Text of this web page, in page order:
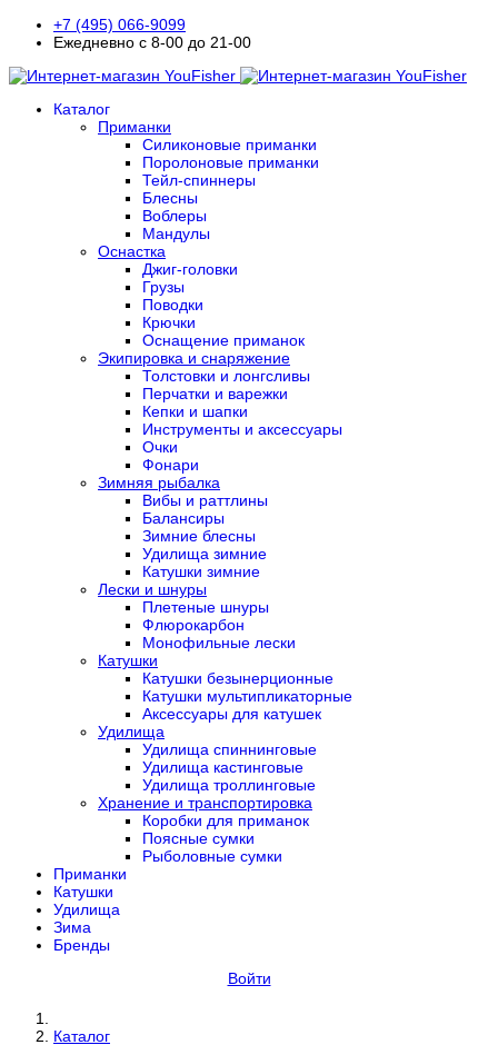
+7 (495) 066-9099
Ежедневно с 8-00 до 21-00
Каталог
Приманки
Силиконовые приманки
Поролоновые приманки
Тейл-спиннеры
Блесны
Воблеры
Мандулы
Оснастка
Джиг-головки
Грузы
Поводки
Крючки
Оснащение приманок
Экипировка и снаряжение
Толстовки и лонгсливы
Перчатки и варежки
Кепки и шапки
Инструменты и аксессуары
Очки
Фонари
Зимняя рыбалка
Вибы и раттлины
Балансиры
Зимние блесны
Удилища зимние
Катушки зимние
Лески и шнуры
Плетеные шнуры
Флюрокарбон
Монофильные лески
Катушки
Катушки безынерционные
Катушки мультипликаторные
Аксессуары для катушек
Удилища
Удилища спиннинговые
Удилища кастинговые
Удилища троллинговые
Хранение и транспортировка
Коробки для приманок
Поясные сумки
Рыболовные сумки
Приманки
Катушки
Удилища
Зима
Бренды
Войти
Каталог